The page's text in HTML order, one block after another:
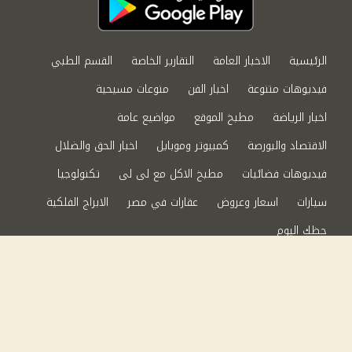
الرئيسية الاخبار العامة التقارير الخاصة
القسم الطبي
فيديوهات متنوعة
اخبار الفن
منوعات مسيحية
اخبار الرياضة
مطبخ الموقع
مواضيع عامة
الاقتصاد والبورصة
كمبيوتر وموبايل
اخبار الحق والضلال
فيديوهات فضائيات
مطبخ الاكل مع لى لى
تكنولوجيا
سيارات
اسعار وعروض عقارات في مصر
الابراج الفلكية
حظك اليوم